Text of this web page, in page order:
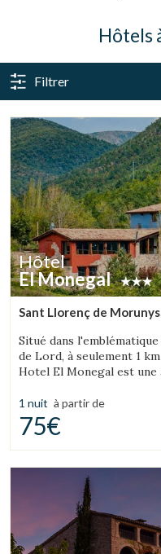
Gérer
Vérifier le
Hôtels
Filtrer
Hôtel
El Monegal
Sant Llorenç de
Situé dans
de Lord, à seulement 1
Hotel El Monegal est
1 nuit à partir de
75€